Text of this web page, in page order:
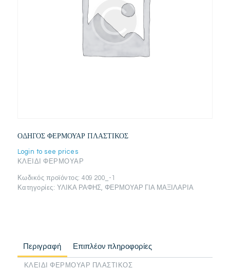
ΟΔΗΓΟΣ ΦΕΡΜΟΥΑΡ ΠΛΑΣΤΙΚΟΣ
Login to see prices
ΚΛΕΙΔΙ ΦΕΡΜΟΥΑΡ
Κωδικός προϊόντος:409 200_-1
Κατηγορίες: ΥΛΙΚΑ ΡΑΦΗΣ ΦΕΡΜΟΥΑΡ ΓΙΑ ΜΑΞΙΛΑΡΙΑ
Περιγραφή Επιπλέον πληροφορίες
ΚΛΕΙΔΙ ΦΕΡΜΟΥΑΡ ΠΛΑΣΤΙΚΟΣ